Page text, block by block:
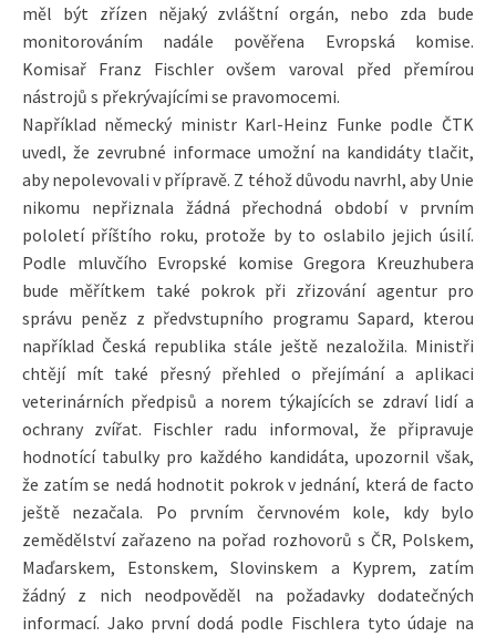
měl být zřízen nějaký zvláštní orgán, nebo zda bude
monitorováním nadále pověřena Evropská komise.
Komisař Franz Fischler ovšem varoval před přemírou
nástrojů s překrývajícími se pravomocemi.
Například německý ministr Karl-Heinz Funke podle ČTK
uvedl, že zevrubné informace umožní na kandidáty tlačit,
aby nepolevovali v přípravě. Z téhož důvodu navrhl, aby Unie
nikomu nepřiznala žádná přechodná období v prvním
pololetí příštího roku, protože by to oslabilo jejich úsilí.
Podle mluvčího Evropské komise Gregora Kreuzhubera
bude měřítkem také pokrok při zřizování agentur pro
správu peněz z předvstupního programu Sapard, kterou
například Česká republika stále ještě nezaložila. Ministři
chtějí mít také přesný přehled o přejímání a aplikaci
veterinárních předpisů a norem týkajících se zdraví lidí a
ochrany zvířat. Fischler radu informoval, že připravuje
hodnotící tabulky pro každého kandidáta, upozornil však,
že zatím se nedá hodnotit pokrok v jednání, která de facto
ještě nezačala. Po prvním červnovém kole, kdy bylo
zemědělství zařazeno na pořad rozhovorů s ČR, Polskem,
Maďarskem, Estonskem, Slovinskem a Kyprem, zatím
žádný z nich neodpověděl na požadavky dodatečných
informací. Jako první dodá podle Fischlera tyto údaje na